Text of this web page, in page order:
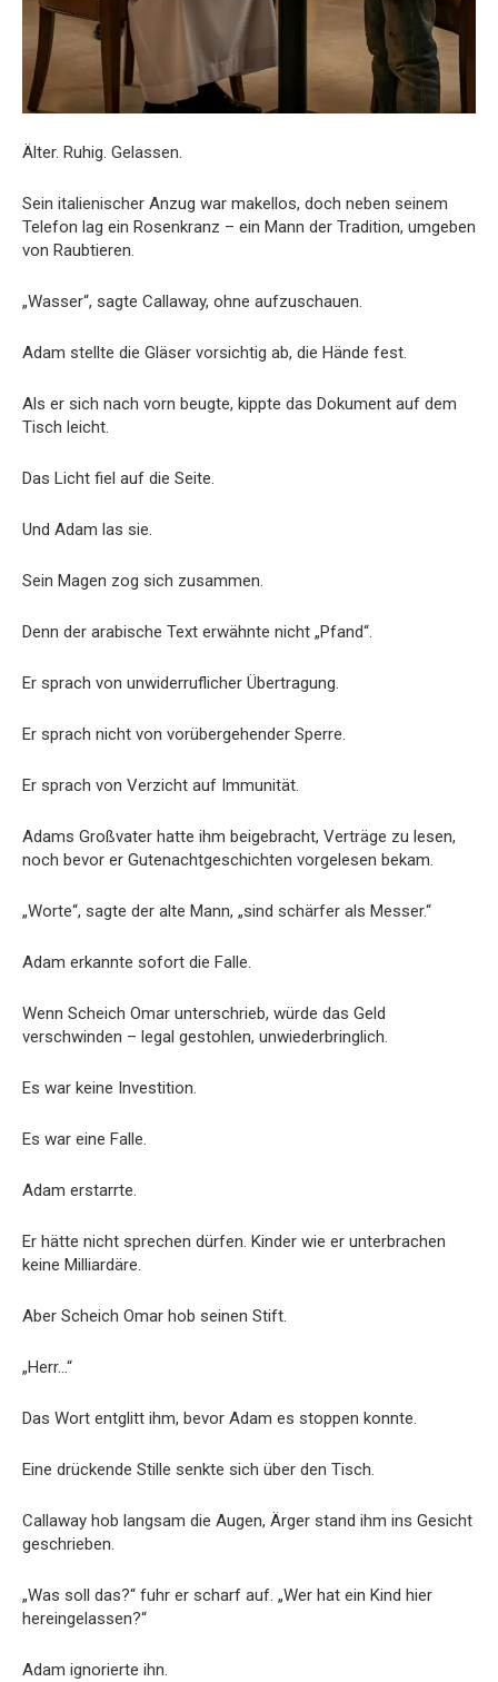
Älter. Ruhig. Gelassen.
Sein italienischer Anzug war makellos, doch neben seinem
Telefon lag ein Rosenkranz – ein Mann der Tradition, umgeben
von Raubtieren.
„Wasser“, sagte Callaway, ohne aufzuschauen.
Adam stellte die Gläser vorsichtig ab, die Hände fest.
Als er sich nach vorn beugte, kippte das Dokument auf dem
Tisch leicht.
Das Licht fiel auf die Seite.
Und Adam las sie.
Sein Magen zog sich zusammen.
Denn der arabische Text erwähnte nicht „Pfand“.
Er sprach von unwiderruflicher Übertragung.
Er sprach nicht von vorübergehender Sperre.
Er sprach von Verzicht auf Immunität.
Adams Großvater hatte ihm beigebracht, Verträge zu lesen,
noch bevor er Gutenachtgeschichten vorgelesen bekam.
„Worte“, sagte der alte Mann, „sind schärfer als Messer.“
Adam erkannte sofort die Falle.
Wenn Scheich Omar unterschrieb, würde das Geld
verschwinden – legal gestohlen, unwiederbringlich.
Es war keine Investition.
Es war eine Falle.
Adam erstarrte.
Er hätte nicht sprechen dürfen. Kinder wie er unterbrachen
keine Milliardäre.
Aber Scheich Omar hob seinen Stift.
„Herr…“
Das Wort entglitt ihm, bevor Adam es stoppen konnte.
Eine drückende Stille senkte sich über den Tisch.
Callaway hob langsam die Augen, Ärger stand ihm ins Gesicht
geschrieben.
„Was soll das?“ fuhr er scharf auf. „Wer hat ein Kind hier
hereingelassen?“
Adam ignorierte ihn.